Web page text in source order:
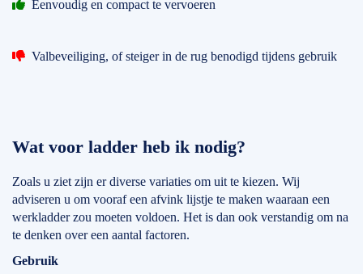
Eenvoudig en compact te vervoeren
Valbeveiliging, of steiger in de rug benodigd tijdens gebruik
Wat voor ladder heb ik nodig?
Zoals u ziet zijn er diverse variaties om uit te kiezen. Wij
adviseren u om vooraf een afvink lijstje te maken waaraan een
werkladder zou moeten voldoen. Het is dan ook verstandig om na
te denken over een aantal factoren.
Gebruik